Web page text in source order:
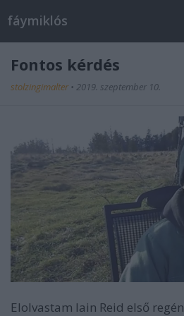
fáymiklós
Fontos kérdés
stolzingimalter • 2019. szeptember 10.
Elolvastam Iain Reid első